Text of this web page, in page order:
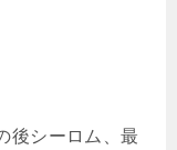
後シーロム、最